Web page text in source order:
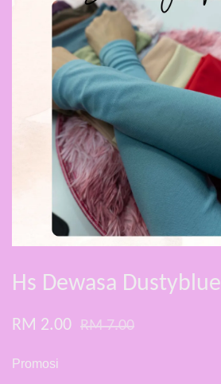
Hs Dewasa Dustyblue
RM 2.00 RM 7.00
Promosi